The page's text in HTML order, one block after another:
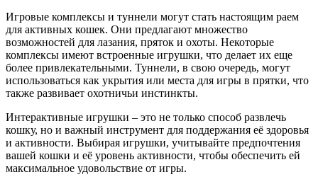
Игровые комплексы и туннели могут стать настоящим раем
для активных кошек. Они предлагают множество
возможностей для лазания, пряток и охоты. Некоторые
комплексы имеют встроенные игрушки, что делает их еще
более привлекательными. Туннели, в свою очередь, могут
использоваться как укрытия или места для игры в прятки, что
также развивает охотничьи инстинкты.
Интерактивные игрушки – это не только способ развлечь
кошку, но и важный инструмент для поддержания её здоровья
и активности. Выбирая игрушки, учитывайте предпочтения
вашей кошки и её уровень активности, чтобы обеспечить ей
максимальное удовольствие от игры.